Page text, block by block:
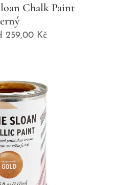
Chalk Paint
259,00 Kč